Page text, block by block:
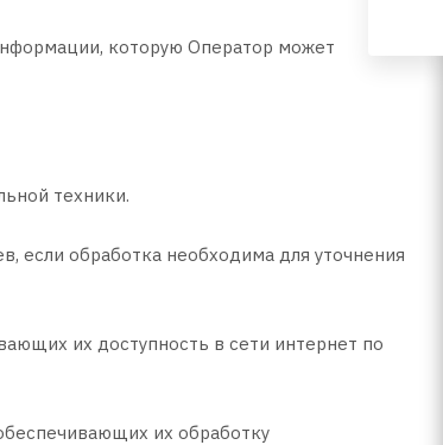
которую Оператор может
техники.
если обработка необходима для уточнения
их доступность в сети интернет по
их обработку